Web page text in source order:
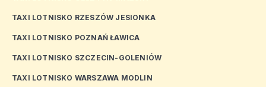
TAXI LOTNISKO RZESZÓW JESIONKA
TAXI LOTNISKO POZNAŃ ŁAWICA
TAXI LOTNISKO SZCZECIN-GOLENIÓW
TAXI LOTNISKO WARSZAWA MODLIN